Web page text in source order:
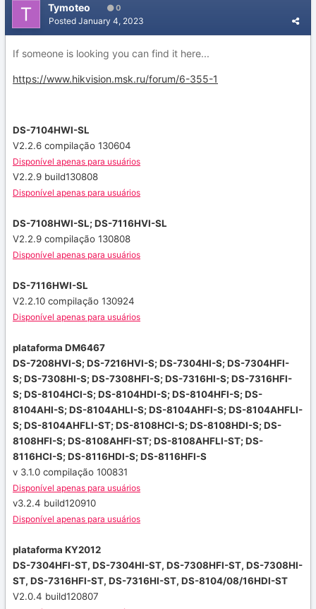
Tymoteo 0
Posted January 4, 2023
If someone is looking you can find it here...
https://www.hikvision.msk.ru/forum/6-355-1
DS-7104HWI-SL
V2.2.6 compilação 130604
Disponível apenas para usuários
V2.2.9 build130808
Disponível apenas para usuários
DS-7108HWI-SL;DS-7116HVI-SL
V2.2.9 compilação 130808
Disponível apenas para usuários
DS-7116HWI-SL
V2.2.10 compilação 130924
Disponível apenas para usuários
plataforma DM6467
DS-7208HVI-S;DS-7216HVI-S;DS-7304HI-S;DS-7304HFI-
S;DS-7308HI-S;DS-7308HFI-S;DS-7316HI-S;DS-7316HFI-
S;DS-8104HCI-S;DS-8104HDI-S;DS-8104HFI-S;DS-
8104AHI-S;DS-8104AHLI-S;DS-8104AHFI-S;DS-8104AHFLI-
S;DS-8104AHFLI-ST;DS-8108HCI-S;DS-8108HDI-S;DS-
8108HFI-S;DS-8108AHFI-ST;DS-8108AHFLI-ST;DS-
8116HCI-S;DS-8116HDI-S;DS-8116HFI-S
v 3.1.0 compilação 100831
Disponível apenas para usuários
v3.2.4 build120910
Disponível apenas para usuários
plataforma KY2012
DS-7304HFI-ST, DS-7304HI-ST, DS-7308HFI-ST, DS-7308HI-
ST, DS-7316HFI-ST, DS-7316HI-ST, DS-8104/08/16HDI-ST
V2.0.4 build120807